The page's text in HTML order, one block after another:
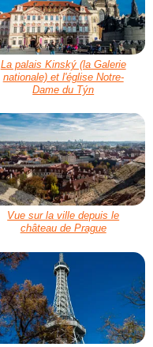
La palais Kinský (la Galerie
nationale) et l'église Notre-
Dame du Týn
Vue sur la ville depuis le
château de Prague